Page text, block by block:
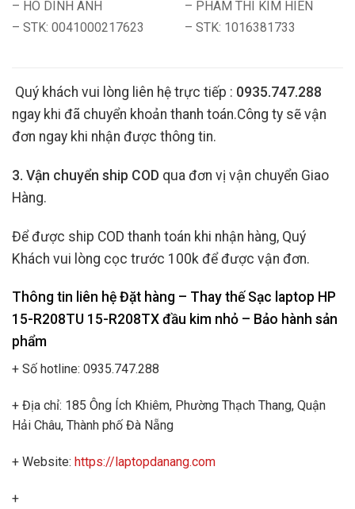
– HO DINH ANH
– STK: 0041000217623
– PHAM THI KIM HIEN
– STK: 1016381733
Quý khách vui lòng liên hệ trực tiếp : 0935.747.288
ngay khi đã chuyển khoản thanh toán.Công ty sẽ vận
đơn ngay khi nhận được thông tin.
3. Vận chuyển ship COD qua đơn vị vận chuyển Giao
Hàng.
Để được ship COD thanh toán khi nhận hàng, Quý
Khách vui lòng cọc trước 100k để được vận đơn.
Thông tin liên hệ Đặt hàng – Thay thế Sạc laptop HP
15-R208TU 15-R208TX đầu kim nhỏ – Bảo hành sản
phẩm
+ Số hotline: 0935.747.288
+ Địa chỉ: 185 Ông Ích Khiêm, Phường Thạch Thang, Quận
Hải Châu, Thành phố Đà Nẵng
+ Website: https://laptopdanang.com
+